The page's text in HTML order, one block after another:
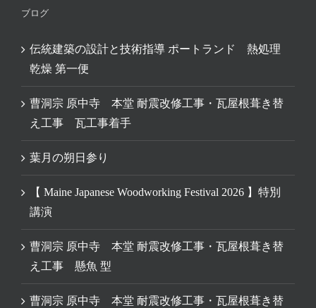
ブログ
伝統建築の設計と技術指導 ポートランド 熱処理
乾燥 第一便
曹洞宗 原中寺 本堂 耐震改修工事・瓦屋根葺き替
え工事 瓦工事着手
葉月の朔日参り
【 Maine Japanese Woodworking Festival 2026 】特別
講演
曹洞宗 原中寺 本堂 耐震改修工事・瓦屋根葺き替
え工事 懸魚 型
曹洞宗 原中寺 本堂 耐震改修工事・瓦屋根葺き替